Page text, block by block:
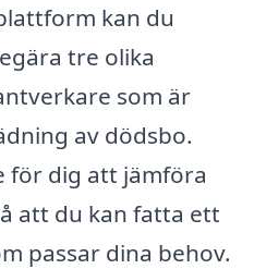
kan du
tre olika
som är
av dödsbo.
för dig att jämföra
att du kan fatta ett
passar dina behov.